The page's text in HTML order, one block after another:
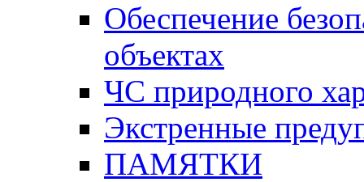
Обеспечение
объектах
ЧС природного
Экстренные
ПАМЯТКИ